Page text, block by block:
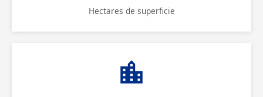
Hectares de superficie